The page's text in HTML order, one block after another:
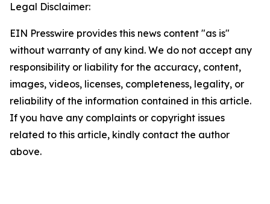
Legal Disclaimer:
EIN Presswire provides this news content "as is"
without warranty of any kind. We do not accept any
responsibility or liability for the accuracy, content,
images, videos, licenses, completeness, legality, or
reliability of the information contained in this article.
If you have any complaints or copyright issues
related to this article, kindly contact the author
above.